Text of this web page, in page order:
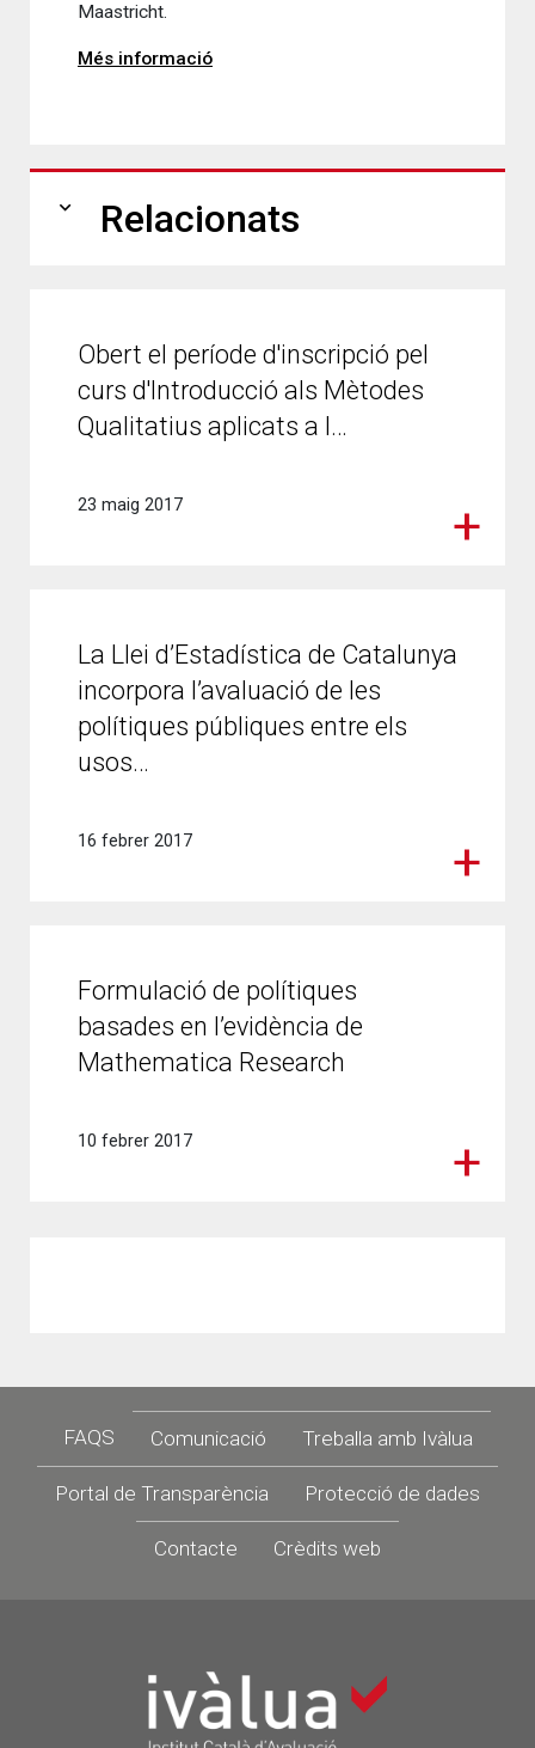
Maastricht.
Més informació
expand_more Relacionats
Obert el període d'inscripció pel
curs d'Introducció als Mètodes
Qualitatius aplicats a l…
23 maig 2017
La Llei d’Estadística de Catalunya
incorpora l’avaluació de les
polítiques públiques entre els
usos…
16 febrer 2017
Formulació de polítiques
basades en l’evidència de
Mathematica Research
10 febrer 2017
Footer
FAQS Comunicació Treballa amb Ivàlua
Portal de Transparència Protecció de dades
Contacte Crèdits web